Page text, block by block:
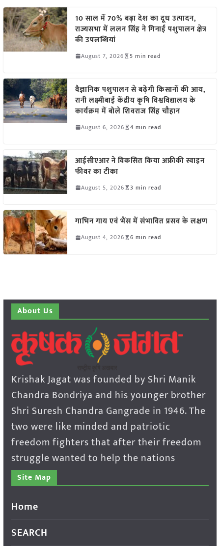
10 साल में 70% बढ़ा देश का दूध उत्पादन,
राज्यसभा में ललन सिंह ने गिनाईं पशुपालन क्षेत्र
की उपलब्धियां
August 7, 2026 5 min read
वैज्ञानिक पशुपालन से बढ़ेगी किसानों की आय,
रानी लक्ष्मीबाई केंद्रीय कृषि विश्वविद्यालय के
कार्यक्रम में बोले शिवराज सिंह चौहान
August 6, 2026 4 min read
आईसीएआर ने विकसित किया अफ्रीकी स्वाइन
फीवर का टीका
August 5, 2026 3 min read
गाभिन गाय एवं भैंस में संभावित प्रसव के लक्षण
August 4, 2026 6 min read
About Us
Krishak Jagat was founded by Shri Manik
Chandra Bondriya and his younger brother
Shri Suresh Chandra Gangrade in 1946. The
two were like minded and patriotic
freedom fighters that after their freedom
struggle wanted to help the nations
Site Map
Home
SEARCH